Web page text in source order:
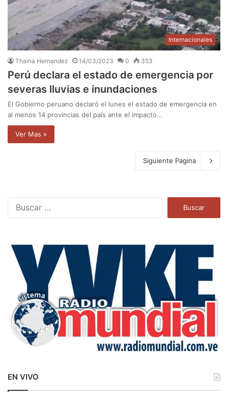
Internacionales
Thaina Hernandez 14/03/2023 0 353
Perú declara el estado de emergencia por
severas lluvias e inundaciones
El Gobierno peruano declaró el lunes el estado de emergencia en
al menos 14 provincias del país ante el impacto…
Ver Mas »
Siguiente Pagina
a
EN VIVO